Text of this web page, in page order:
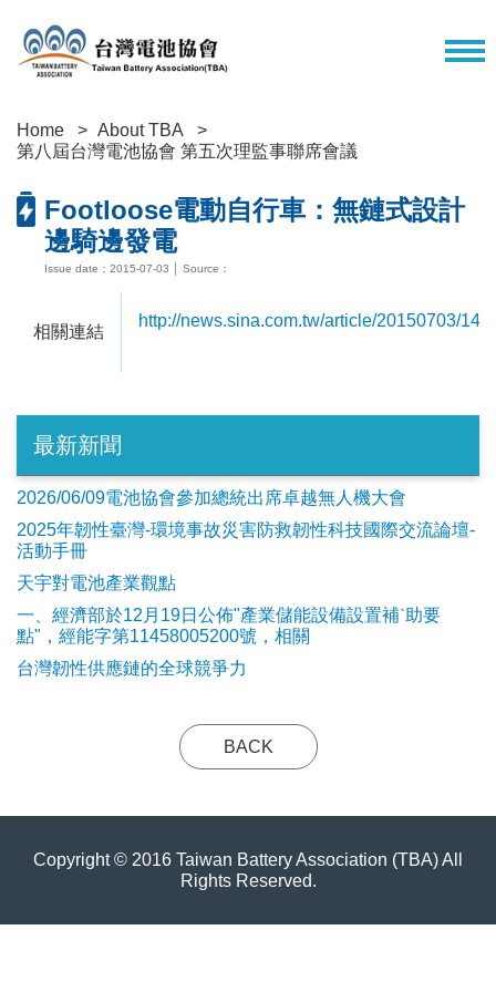
Home
About TBA
第八屆台灣電池協會 第五次理監事聯席會議
Footloose電動自行車：無鏈式設計
邊騎邊發電
Issue date：2015-07-03 │ Source：
相關連結
http://news.sina.com.tw/article/20150703/
最新新聞
2026/06/09電池協會參加總統出席卓越無人機大會
2025年韌性臺灣-環境事故災害防救韌性科技國際交流論壇-
活動手冊
天宇對電池產業觀點
​一、經濟部於12月19日公佈"產業儲能設備設置補ˋ助要
點"，經能字第11458005200號，相關
台灣韌性供應鏈的全球競爭力
BACK
Copyright © 2016 Taiwan Battery Association (TBA) All
Rights Reserved.